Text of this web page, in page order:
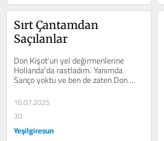
Sırt Çantamdan
Saçılanlar
Don Kişot'un yel değirmenlerine
Hollanda'da rastladım. Yanımda
Sanço yoktu ve ben de zaten Don
Kişot olamayacak kadar
sürrealisttim! Gerçi...
16.07.2025
30
Yeşilgiresun